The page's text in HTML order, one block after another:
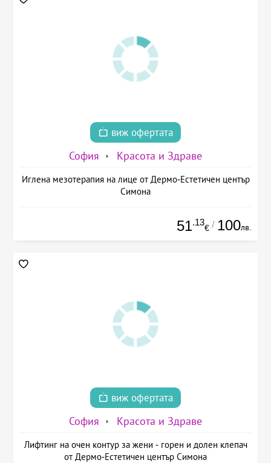
виж офертата
София Красота и Здраве
Иглена мезотерапия на лице от Дермо-Естетичен център
Симона
51.13
€ / 100лв.
виж офертата
София Красота и Здраве
Лифтинг на очен контур за жени - горен и долен клепач
от Дермо-Естетичен център Симона